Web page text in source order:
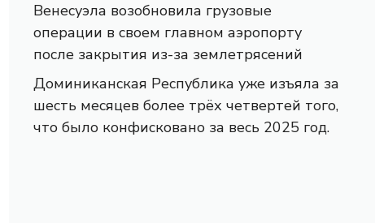
Венесуэла возобновила грузовые
операции в своем главном аэропорту
после закрытия из-за землетрясений
Доминиканская Республика уже изъяла за
шесть месяцев более трёх четвертей того,
что было конфисковано за весь 2025 год.